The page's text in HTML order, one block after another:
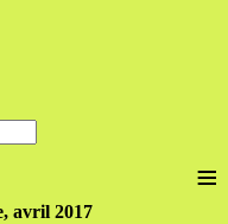
≡
avril 2017